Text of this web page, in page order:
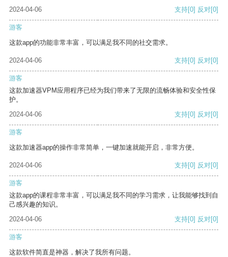
2024-04-06 支持[0] 反对[0]
游客
这款app的功能非常丰富，可以满足我不同的社交需求。
2024-04-06 支持[0] 反对[0]
游客
这款加速器VPM应用程序已经为我们带来了无限的流畅体验和安全性保
护。
2024-04-06
支持[0] 反对[0]
游客
这款加速器app的操作非常简单，一键加速就能开启，非常方便。
2024-04-06 支持[0] 反对[0]
游客
这款app的课程非常丰富，可以满足我不同的学习需求，让我能够找到自
己感兴趣的知识。
2024-04-06
支持[0] 反对[0]
游客
这款软件简直是神器，解决了我所有问题。